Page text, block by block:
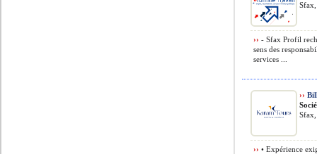
›› - Sfax Profil
sens des
services ...
››
›› • Expérience